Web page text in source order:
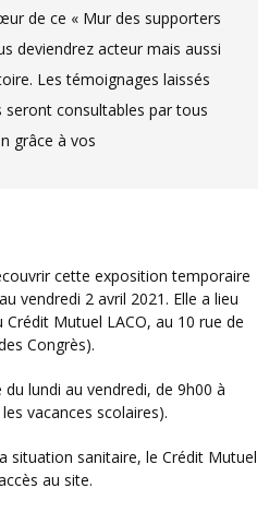
de ce « Mur des supporters
deviendrez acteur mais aussi
Les témoignages laissés
seront consultables par tous
grâce à vos
vendredi 2 avril 2021. Elle a lieu
Crédit Mutuel LACO, au 10 rue de
Congrès).
vacances scolaires).
au site.